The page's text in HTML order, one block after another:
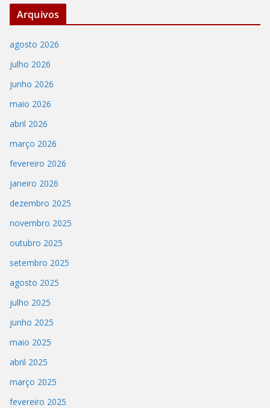
Arquivos
agosto 2026
julho 2026
junho 2026
maio 2026
abril 2026
março 2026
fevereiro 2026
janeiro 2026
dezembro 2025
novembro 2025
outubro 2025
setembro 2025
agosto 2025
julho 2025
junho 2025
maio 2025
abril 2025
março 2025
fevereiro 2025